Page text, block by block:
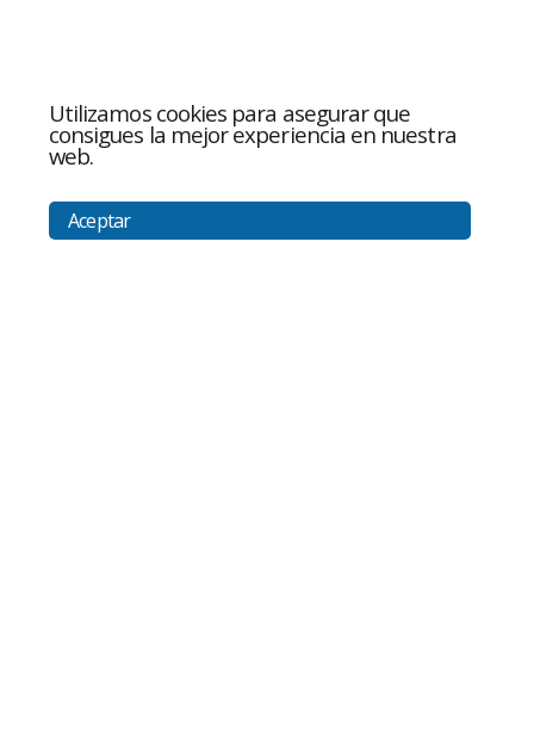
Utilizamos cookies para asegurar que
consigues la mejor experiencia en nuestra
web.
Aceptar